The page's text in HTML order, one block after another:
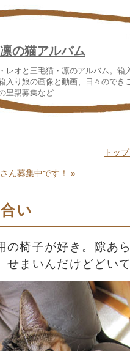
の猫アルバム
レオと三毛猫・凛のアルバム。箱
入り娘の画像と動画、日々のでき
里親募集など
トッ
ん募集中です！ »
い
の椅子が好き。隙あ
せまいんだけどどい